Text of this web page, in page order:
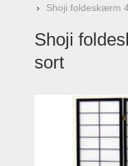
Shoji foldeskærm
Shoji
sort